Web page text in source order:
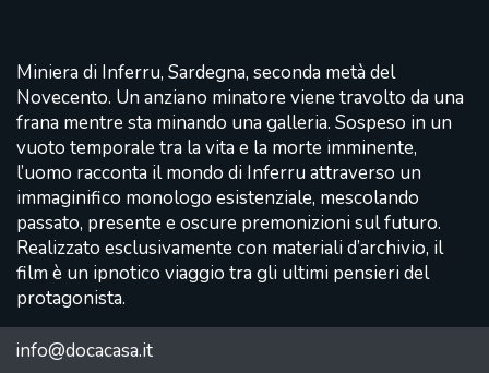
Miniera di Inferru, Sardegna, seconda metà del
Novecento. Un anziano minatore viene travolto da una
frana mentre sta minando una galleria. Sospeso in un
vuoto temporale tra la vita e la morte imminente,
l’uomo racconta il mondo di Inferru attraverso un
immaginifico monologo esistenziale, mescolando
passato, presente e oscure premonizioni sul futuro.
Realizzato esclusivamente con materiali d’archivio, il
film è un ipnotico viaggio tra gli ultimi pensieri del
protagonista.
info@docacasa.it